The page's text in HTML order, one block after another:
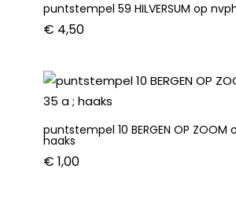
puntstempel 59 HILVERSUM op
€ 4,50
puntstempel 10 BERGEN OP ZOOM
haaks
€ 1,00